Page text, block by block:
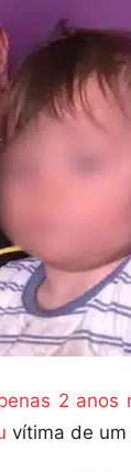
2 anos
vítima de